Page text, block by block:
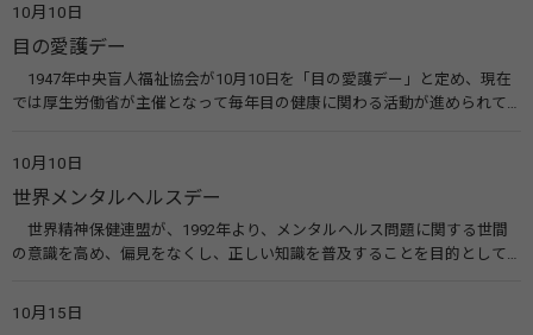
療研究会） 糖尿病ネットワーク
10月10日
目の愛護デー
1947年中央盲人福祉協会が10月10日を「目の愛護デー」と定め、現在
では厚生労働省が主催となって毎年目の健康に関わる活動が進められて
会）
10月10日
世界メンタルヘルスデー
世界精神保健連盟が、1992年より、メンタルヘルス問題に関する世間
の意識を高め、偏見をなくし、正しい知識を普及することを目的として、
す。 関連リンク 世界メンタルヘルスデー（厚生労働省） 働く人のメンタ
10月15日